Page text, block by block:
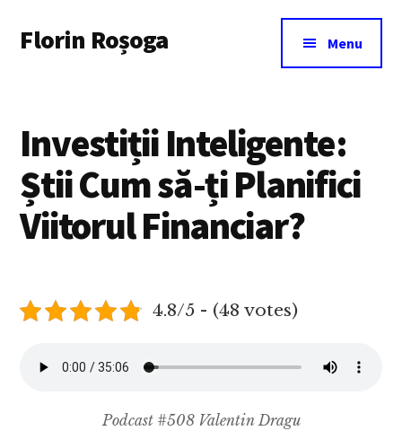
main
menu
Florin Roșoga Menu
Investiții Inteligente:
Știi Cum să-ți Planifici
Viitorul Financiar?
4.8/5 - (48 votes)
Podcast #508 Valentin Dragu